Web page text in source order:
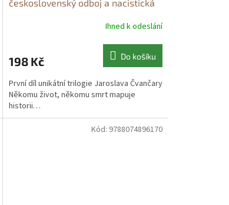
československý odboj a nacistická
život, někomu smrt: československý
Ihned k odeslání
198 Kč Do košíku
První díl unikátní trilogie Jaroslava Čvančary
Někomu život, někomu smrt mapuje
historii…
Kód: 9788074896170